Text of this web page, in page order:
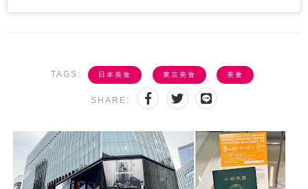
TAGS: 日本美食 東京美食 美食
SHARE: